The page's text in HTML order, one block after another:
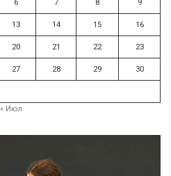
6 7 8 9
13 14 15 16
20 21 22 23
27 28 29 30
« Июл